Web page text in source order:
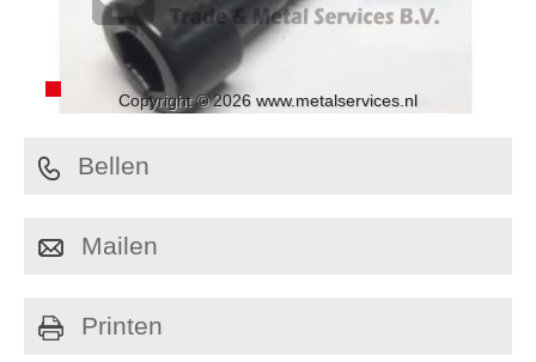
Copyright © 2026 www.metalservices.nl
Bellen
Mailen
Printen